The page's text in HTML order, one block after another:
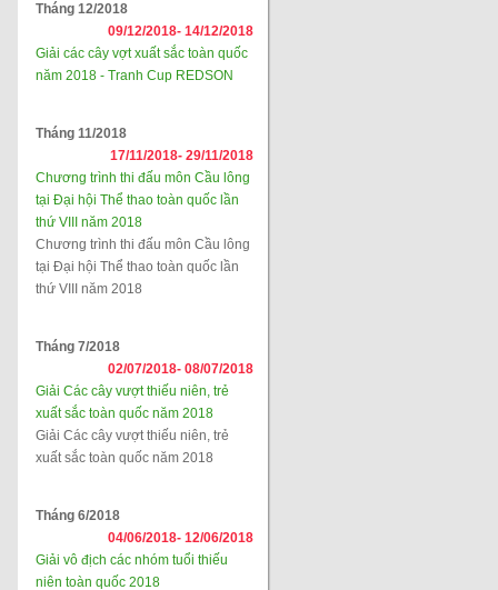
Tháng 12/2018
09/12/2018- 14/12/2018
Giải các cây vợt xuất sắc toàn quốc
năm 2018 - Tranh Cup REDSON
Tháng 11/2018
17/11/2018- 29/11/2018
Chương trình thi đấu môn Cầu lông
tại Đại hội Thể thao toàn quốc lần
thứ VIII năm 2018
Chương trình thi đấu môn Cầu lông
tại Đại hội Thể thao toàn quốc lần
thứ VIII năm 2018
Tháng 7/2018
02/07/2018- 08/07/2018
Giải Các cây vượt thiếu niên, trẻ
xuất sắc toàn quốc năm 2018
Giải Các cây vượt thiếu niên, trẻ
xuất sắc toàn quốc năm 2018
Tháng 6/2018
04/06/2018- 12/06/2018
Giải vô địch các nhóm tuổi thiếu
niên toàn quốc 2018